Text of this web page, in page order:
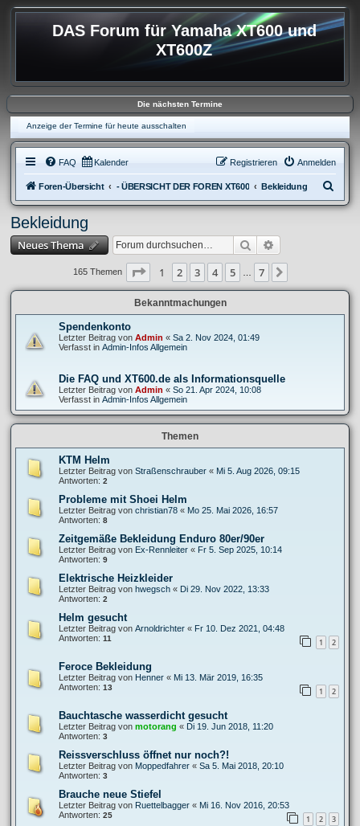
DAS Forum für Yamaha XT600 und
XT600Z
Die nächsten Termine
Anzeige der Termine für heute ausschalten
FAQ Kalender Anmelden
Registrieren
Foren-Übersicht - ÜBERSICHT DER FOREN XT600 Bekleidung
u
Bekleidung
Neues Thema Suche
165 Themen Seite 1von
1 2 3 4 5 7
Bekanntmachungen
Spendenkonto
Letzter Beitrag von Admin « Sa 2. Nov 2024, 01:49
Verfasst in Admin-Infos Allgemein
Die FAQ und XT600.de als Informationsquelle
Letzter Beitrag von Admin « So 21. Apr 2024, 10:08
Verfasst in Admin-Infos Allgemein
Themen
KTM Helm
Letzter Beitrag von Straßenschrauber « Mi 5. Aug 2026, 09:15
Antworten: 2
Probleme mit Shoei Helm
Letzter Beitrag von christian78 « Mo 25. Mai 2026, 16:57
Antworten: 8
Zeitgemäße Bekleidung Enduro 80er/90er
Letzter Beitrag von Ex-Rennleiter « Fr 5. Sep 2025, 10:14
Antworten: 9
Elektrische Heizkleider
Letzter Beitrag von hwegsch « Di 29. Nov 2022, 13:33
Antworten: 2
Helm gesucht
Letzter Beitrag von Arnoldrichter « Fr 10. Dez 2021, 04:48
Antworten: 11 1 2
Feroce Bekleidung
Letzter Beitrag von Henner « Mi 13. Mär 2019, 16:35
Antworten: 13 1 2
Bauchtasche wasserdicht gesucht
Letzter Beitrag von motorang « Di 19. Jun 2018, 11:20
Antworten: 3
Reissverschluss öffnet nur noch?!
Letzter Beitrag von Moppedfahrer « Sa 5. Mai 2018, 20:10
Antworten: 3
Brauche neue Stiefel
Letzter Beitrag von Ruettelbagger « Mi 16. Nov 2016, 20:53
Antworten: 25 1 2 3